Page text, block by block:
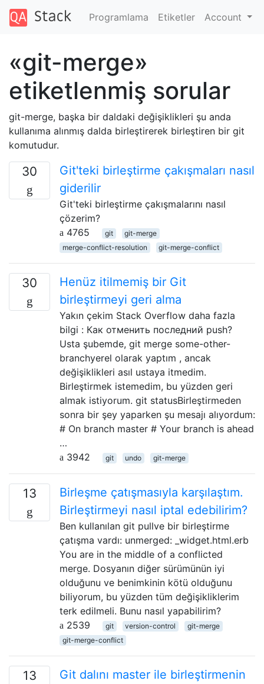
Programlama Etiketler Account
«git-merge»
etiketlenmiş sorular
git-merge, başka bir daldaki değişiklikleri şu anda
kullanıma alınmış dalda birleştirerek birleştiren bir git
komutudur.
30
Git'teki birleştirme çakışmaları nasıl
giderilir
Git'teki birleştirme çakışmalarını nasıl
çözerim?
4765
git
git-merge
merge-conflict-resolution
git-merge-conflict
30
Henüz itilmemiş bir Git
birleştirmeyi geri alma
Yakın çekim Stack Overflow daha fazla
bilgi : Как отменить последний push?
Usta şubemde, git merge some-other-
branchyerel olarak yaptım , ancak
değişiklikleri asıl ustaya itmedim.
Birleştirmek istemedim, bu yüzden geri
almak istiyorum. git statusBirleştirmeden
sonra bir şey yaparken şu mesajı alıyordum:
# On branch master # Your branch is ahead
…
3942
git undo git-merge
13
Birleşme çatışmasıyla karşılaştım.
Birleştirmeyi nasıl iptal edebilirim?
Ben kullanılan git pullve bir birleştirme
çatışma vardı: unmerged: _widget.html.erb
You are in the middle of a conflicted
merge. Dosyanın diğer sürümünün iyi
olduğunu ve benimkinin kötü olduğunu
biliyorum, bu yüzden tüm değişikliklerim
terk edilmeli. Bunu nasıl yapabilirim?
2539
git version-control
git-merge
git-merge-conflict
13
Git dalını master ile birleştirmenin